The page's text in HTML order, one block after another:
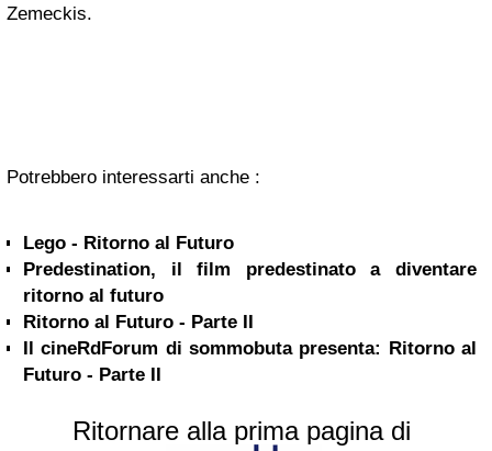
Zemeckis.
Potrebbero interessarti anche :
Lego - Ritorno al Futuro
Predestination, il film predestinato a diventare
ritorno al futuro
Ritorno al Futuro - Parte II
Il cineRdForum di sommobuta presenta: Ritorno al
Futuro - Parte II
Ritornare alla prima pagina di